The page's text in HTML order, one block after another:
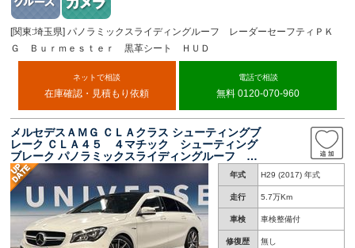
[関東:埼玉県] パノラミックスライディングルーフ レーダーセーフティＰＫ
Ｇ Ｂｕｒｍｅｓｔｅｒ 黒革シート ＨＵＤ
ネットで相談
在庫確認・見積もり依頼
電話で相談
無料 0120-070-960
メルセデスＡＭＧ ＣＬＡクラス シューティングブ
レーク ＣＬＡ４５ ４マチック シューティング
ブレーク パノラミックスライディングルーフ 黒
革シート 純正ナビ 地デジ リアビューカメ
ラ パークトロニック ＬＥＤヘッドランプ シ
ートヒーター パワーシート パワーバックド
ア Ｂｌｕｅｔｏｏｔｈ ＥＴＣ
年式 H29 (2017) 年式
走行 5.7万Km
車検 車検整備付
修復歴 無し